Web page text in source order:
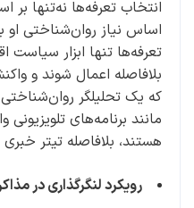
انتخاب تعرفه‌ها نه‌تنها بر
اساس نیاز روان‌شناختی
تعرفه‌ها تنها ابزار
بلافاصله اعمال شوند و
که یک تحلیلگر
مانند برنامه‌های
هستند، بلافاصله تیتر
رویکرد لنگرگذاری در